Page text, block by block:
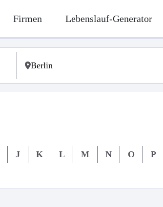
Firmen Lebenslauf-Generator
J K L M N O P